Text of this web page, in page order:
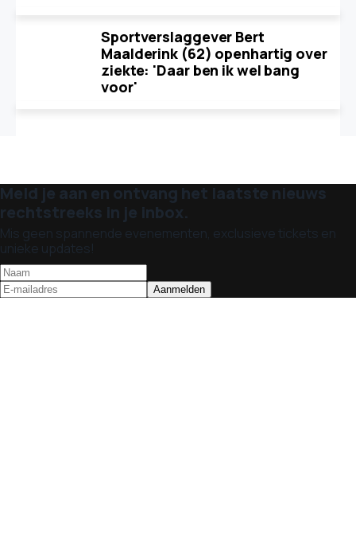
Sportverslaggever Bert
Maalderink (62) openhartig over
ziekte: 'Daar ben ik wel bang
voor'
Meld je aan en ontvang het laatste nieuws
rechtstreeks in je inbox.
Mis geen spannende evenementen, exclusieve tickets en
unieke updates!